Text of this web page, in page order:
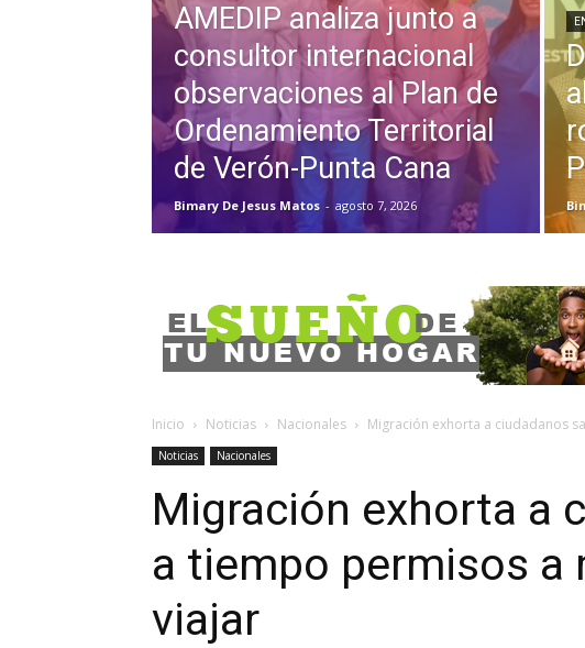
AMEDIP analiza junto a
consultor internacional
observaciones al Plan de
Ordenamiento Territorial
de Verón-Punta Cana
Bimary De Jesus Matos - agosto 7, 2026
Inicio Noticias Nacionales Migración exhorta a ciudadanos
Noticias Nacionales
Migración exhorta a
a tiempo permisos a
viajar